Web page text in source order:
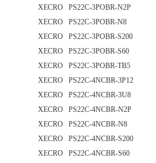
XECRO PS22C-3POBR-N2P
XECRO PS22C-3POBR-N8
XECRO PS22C-3POBR-S200
XECRO PS22C-3POBR-S60
XECRO PS22C-3POBR-TB5
XECRO PS22C-4NCBR-3P12
XECRO PS22C-4NCBR-3U8
XECRO PS22C-4NCBR-N2P
XECRO PS22C-4NCBR-N8
XECRO PS22C-4NCBR-S200
XECRO PS22C-4NCBR-S60